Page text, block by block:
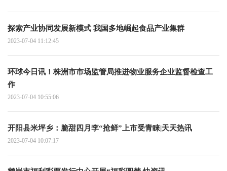
探索产业协同发展新模式 我国多地崛起食品产业集群
2023-07-04 11:12:45
环球今日讯！株洲市市场监管局推进物业服务企业监督检查工
作
2023-07-04 10:55:06
开阳县米坪乡：脆甜四月李“抢鲜”上市受青睐|天天热讯
2023-07-04 10:07:17